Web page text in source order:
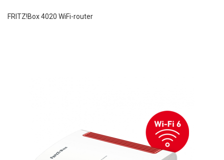
FRITZ!Box 4020 WiFi-router